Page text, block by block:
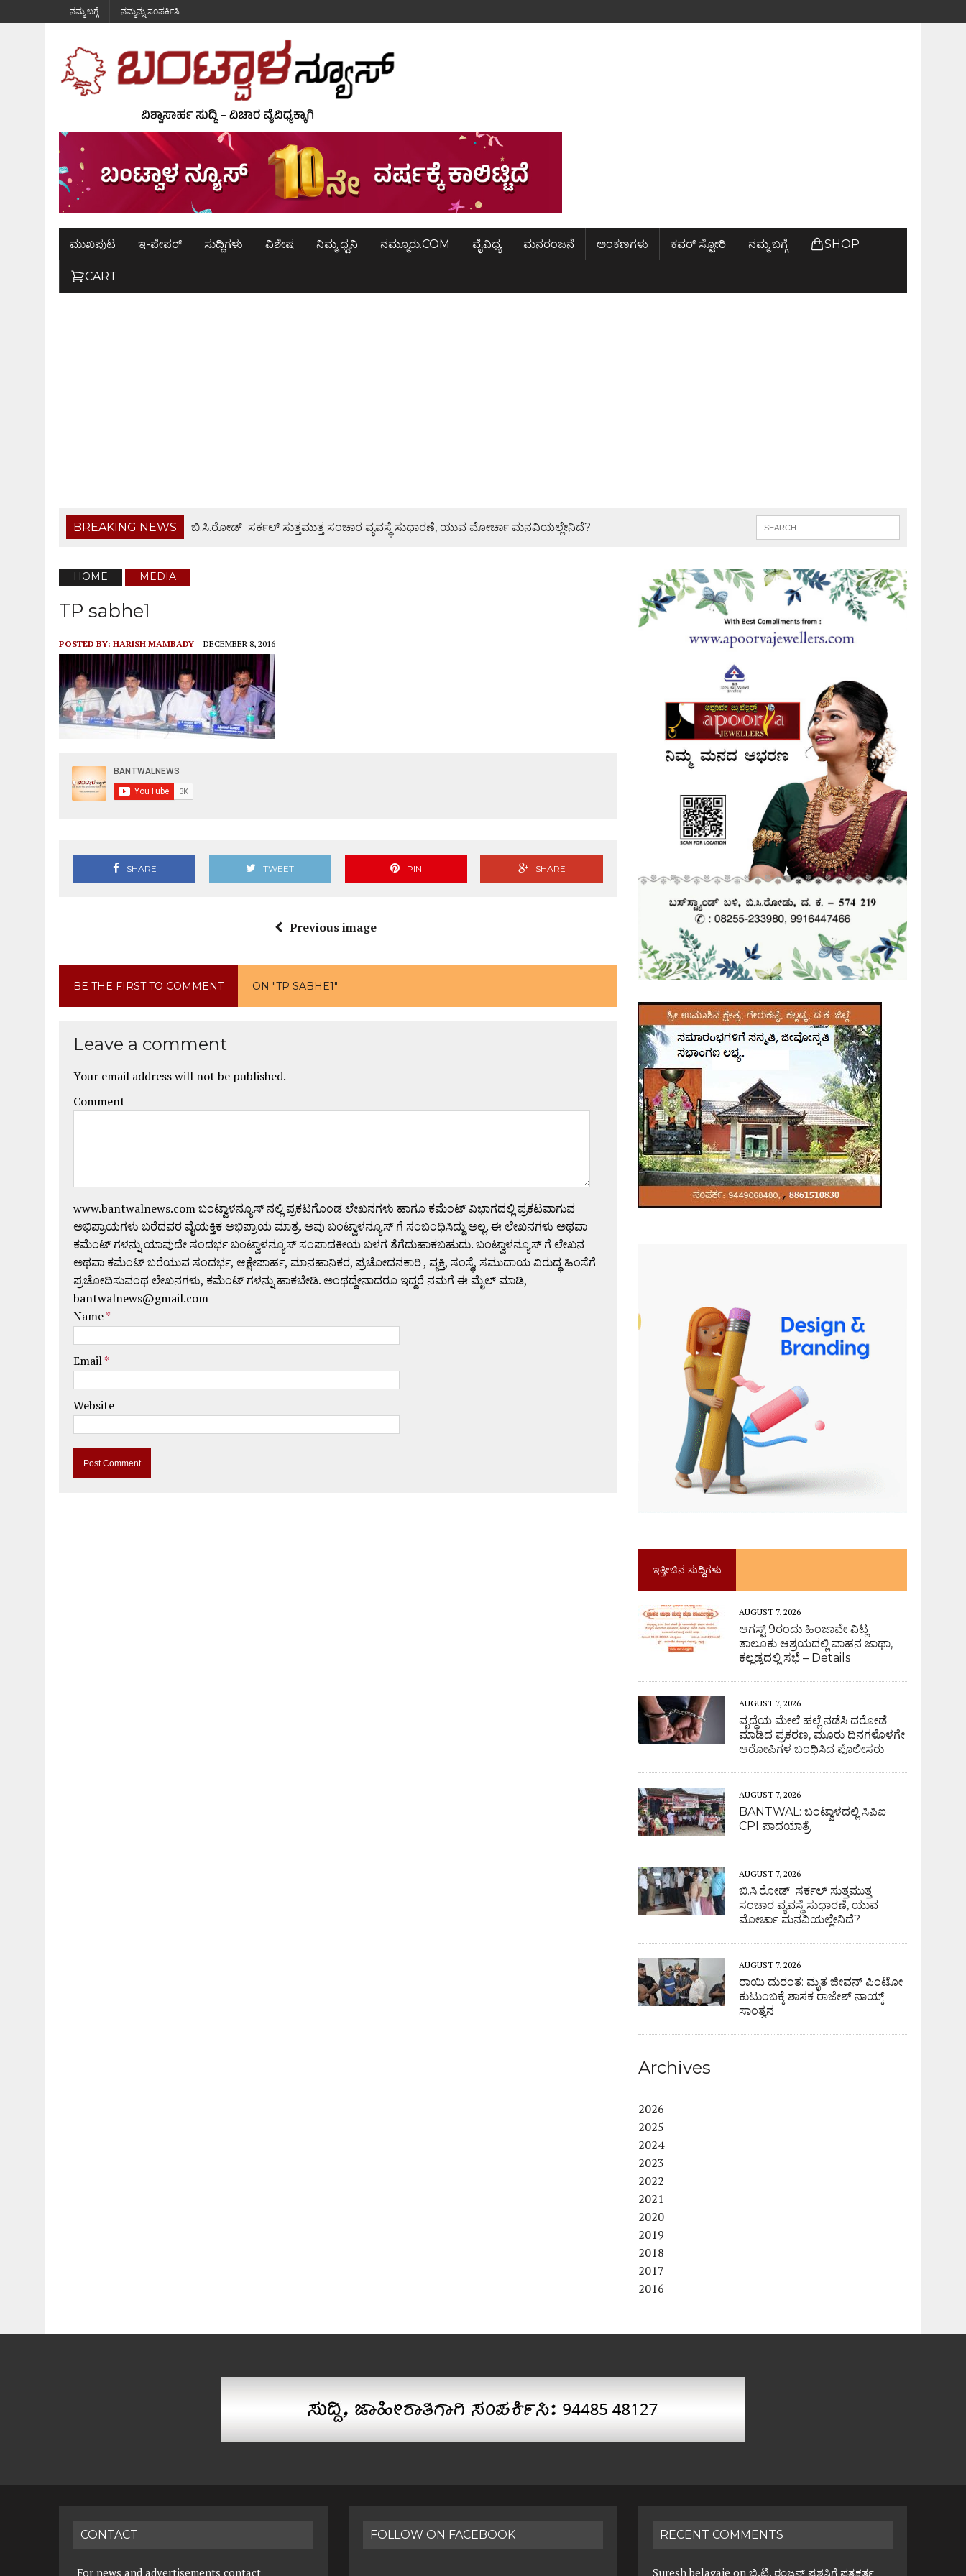
ನಮ್ಮ ಬಗ್ಗೆ ನಮ್ಮನ್ನು ಸಂಪರ್ಕಿಸಿ
ಮುಖಪುಟ ಇ-ಪೇಪರ್ ಸುದ್ದಿಗಳು ವಿಶೇಷ ನಿಮ್ಮ ಧ್ವನಿ ನಮ್ಮೂರು.COM ವೈವಿಧ್ಯ ಮನರಂಜನೆ ಅಂಕಣಗಳು ಕವರ್ ಸ್ಟೋರಿ ನಮ್ಮ ಬಗ್ಗೆ SHOP
CART
BREAKING NEWS
ಬಿ.ಸಿ.ರೋಡ್ ಸರ್ಕಲ್ ಸುತ್ತಮುತ್ತ ಸಂಚಾರ ವ್ಯವಸ್ಥೆ ಸುಧಾರಣೆ, ಯುವ ಮೋರ್ಚಾ ಮನವಿಯಲ್ಲೇನಿದೆ?
ಆಗಸ್ಟ್ 9ರಂದು ಹಿಂಜಾವೇ ವಿಟ್ಲ ತಾಲೂಕು ಆಶ್ರಯದಲ್ಲಿ ವಾಹನ ಜಾಥಾ, ಕಲ್ಲಡ್ಕದಲ್ಲಿ ಸಭೆ – DETAILS
ವೃದ್ಧೆಯ ಮೇಲೆ ಹಲ್ಲೆ ನಡೆಸಿ ದರೋಡೆ ಮಾಡಿದ ಪ್ರಕರಣ, ಮೂರು ದಿನಗಳೊಳಗೇ ಆರೋಪಿಗಳ ಬಂಧಿಸಿದ ಪೊಲೀಸರು
BANTWAL: ಬಂಟ್ವಾಳದಲ್ಲಿ ಸಿಪಿಐ CPI ಪಾದಯಾತ್ರೆ
HOME MEDIA
TP sabhe1
POSTED BY: HARISH MAMBADY DECEMBER 8, 2016
SHARE TWEET PIN SHARE
Previous image
BE THE FIRST TO COMMENT ON "TP SABHE1"
Leave a comment
Your email address will not be published.
Comment
www.bantwalnews.com ಬಂಟ್ವಾಳನ್ಯೂಸ್ ನಲ್ಲಿ ಪ್ರಕಟಗೊಂಡ ಲೇಖನಗಳು ಹಾಗೂ ಕಮೆಂಟ್ ವಿಭಾಗದಲ್ಲಿ ಪ್ರಕಟವಾಗುವ
ಅಭಿಪ್ರಾಯಗಳು ಬರೆದವರ ವೈಯಕ್ತಿಕ ಅಭಿಪ್ರಾಯ ಮಾತ್ರ. ಅವು ಬಂಟ್ವಾಳನ್ಯೂಸ್ ಗೆ ಸಂಬಂಧಿಸಿದ್ದು ಅಲ್ಲ. ಈ ಲೇಖನಗಳು ಅಥವಾ
ಕಮೆಂಟ್ ಗಳನ್ನು ಯಾವುದೇ ಸಂದರ್ಭ ಬಂಟ್ವಾಳನ್ಯೂಸ್ ಸಂಪಾದಕೀಯ ಬಳಗ ತೆಗೆದುಹಾಕಬಹುದು. ಬಂಟ್ವಾಳನ್ಯೂಸ್ ಗೆ ಲೇಖನ
ಅಥವಾ ಕಮೆಂಟ್ ಬರೆಯುವ ಸಂದರ್ಭ, ಆಕ್ಷೇಪಾರ್ಹ, ಮಾನಹಾನಿಕರ, ಪ್ರಚೋದನಕಾರಿ , ವ್ಯಕ್ತಿ, ಸಂಸ್ಥೆ, ಸಮುದಾಯ ವಿರುದ್ಧ ಹಿಂಸೆಗೆ
ಪ್ರಚೋದಿಸುವಂಥ ಲೇಖನಗಳು, ಕಮೆಂಟ್ ಗಳನ್ನು ಹಾಕಬೇಡಿ. ಅಂಥದ್ದೇನಾದರೂ ಇದ್ದರೆ ನಮಗೆ ಈ ಮೈಲ್ ಮಾಡಿ,
bantwalnews@gmail.com
Name*
Email*
Website
ಇತ್ತೀಚಿನ ಸುದ್ದಿಗಳು
AUGUST 7, 2026
ಆಗಸ್ಟ್ 9ರಂದು ಹಿಂಜಾವೇ ವಿಟ್ಲ
ತಾಲೂಕು ಆಶ್ರಯದಲ್ಲಿ ವಾಹನ ಜಾಥಾ,
ಕಲ್ಲಡ್ಕದಲ್ಲಿ ಸಭೆ – Details
AUGUST 7, 2026
ವೃದ್ಧೆಯ ಮೇಲೆ ಹಲ್ಲೆ ನಡೆಸಿ ದರೋಡೆ
ಮಾಡಿದ ಪ್ರಕರಣ, ಮೂರು ದಿನಗಳೊಳಗೇ
ಆರೋಪಿಗಳ ಬಂಧಿಸಿದ ಪೊಲೀಸರು
AUGUST 7, 2026
BANTWAL: ಬಂಟ್ವಾಳದಲ್ಲಿ ಸಿಪಿಐ
CPI ಪಾದಯಾತ್ರೆ
AUGUST 7, 2026
ಬಿ.ಸಿ.ರೋಡ್ ಸರ್ಕಲ್ ಸುತ್ತಮುತ್ತ
ಸಂಚಾರ ವ್ಯವಸ್ಥೆ ಸುಧಾರಣೆ, ಯುವ
ಮೋರ್ಚಾ ಮನವಿಯಲ್ಲೇನಿದೆ?
AUGUST 7, 2026
ರಾಯಿ ದುರಂತ: ಮೃತ ಜೀವನ್ ಪಿಂಟೋ
ಕುಟುಂಬಕ್ಕೆ ಶಾಸಕ ರಾಜೇಶ್ ನಾಯ್ಕ್
ಸಾಂತ್ವನ
Archives
2026
2025
2024
2023
2022
2021
2020
2019
2018
2017
2016
CONTACT
For news and advertisements contact
FOLLOW ON FACEBOOK RECENT COMMENTS
Suresh belagaje onಬಿ.ಟಿ. ರಂಜನ್ ಪ್ರಶಸ್ತಿಗೆ ಪತ್ರಕರ್ತ